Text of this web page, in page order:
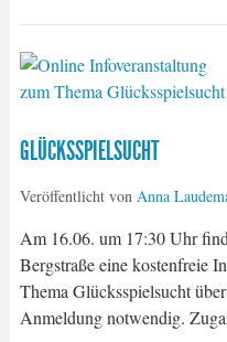
GLÜCKSSPIELSUCHT
Veröffentlicht von Anna
Am 16.06. um 17:30 Uhr
Bergstraße eine kostenfreie
Thema Glücksspielsucht
Anmeldung notwendig.